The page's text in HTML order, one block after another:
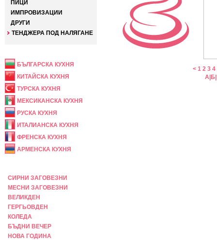
ПИЦИ
ИМПРОВИЗАЦИИ
ДРУГИ
ТЕНДЖЕРА ПОД НАЛЯГАНЕ
БЪЛГАРСКА КУХНЯ
КИТАЙСКА КУХНЯ
ТУРСКА КУХНЯ
МЕКСИКАНСКА КУХНЯ
РУСКА КУХНЯ
ИТАЛИАНСКА КУХНЯ
ФРЕНСКА КУХНЯ
АРМЕНСКА КУХНЯ
СИРНИ ЗАГОВЕЗНИ
МЕСНИ ЗАГОВЕЗНИ
ВЕЛИКДЕН
ГЕРГЬОВДЕН
КОЛЕДА
БЪДНИ ВЕЧЕР
НОВА ГОДИНА
< 1 2 3 4
А Б